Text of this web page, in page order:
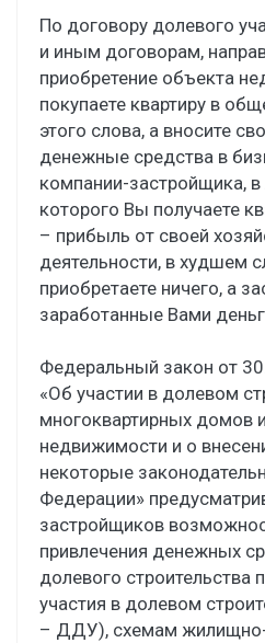
По договору долевого
и иным договорам,
приобретение объекта
покупаете квартиру в
этого слова, а вносите
денежные средства в
компании-застройщика,
которого Вы получаете
– прибыль от своей
деятельности, в худшем
приобретаете ничего, а
заработанные Вами
Федеральный закон от
«Об участии в долевом
многоквартирных домов
недвижимости и о
некоторые
Федерации»
застройщиков
привлечения денежных
долевого строительства
участия в долевом
– ДДУ), схемам жилищно-